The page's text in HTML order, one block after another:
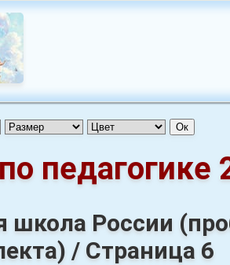
педагогике
России
/ Страница 6